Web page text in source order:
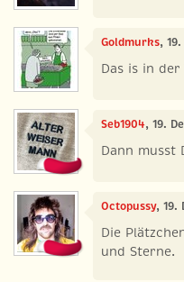
Goldmurks,
Das is in
Seb1904, 19.
Dann musst
Octopussy, 19.
Die
und Sterne.